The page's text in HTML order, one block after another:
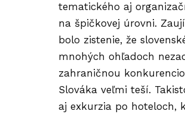
tematického aj
na špičkovej úrovni.
bolo zistenie, že
mnohých ohľadoch
zahraničnou
Slováka veľmi teší.
aj exkurzia po hoteloch,